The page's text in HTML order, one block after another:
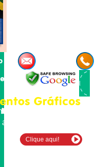
Contatos
Gráficos
para imprimir e
e qualidade
Clique aqui!